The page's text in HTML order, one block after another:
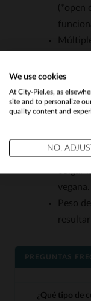
(*open
otro
Corte
vegana.
Peso
resultar
PREGUNTAS
¿Qué tipo de
Would you
We use cookies
At City-Piel.es, as
site and to personalize
quality content and
NO,